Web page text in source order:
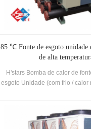
85 ℃ Fonte de esgoto unidade
de alta
H'stars Bomba de calor de
esgoto Unidade (com frio / calor
e produzido para banhos,
quente, piscina e outros
extraindo o calor do esgoto